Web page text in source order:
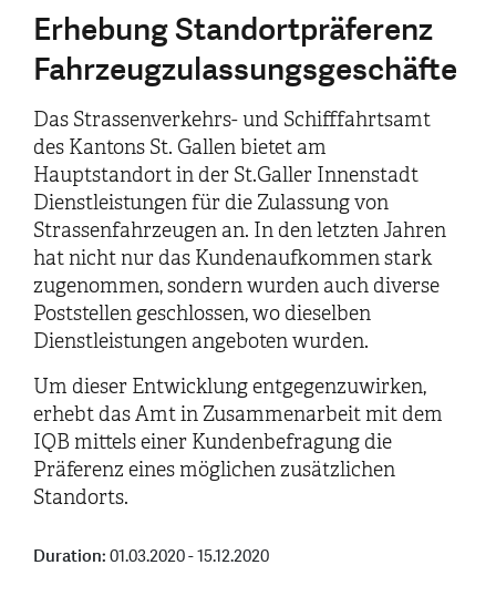
Erhebung Standortpräferenz
Fahrzeugzulassungsgeschäfte
Das Strassenverkehrs- und Schifffahrtsamt
des Kantons St. Gallen bietet am
Hauptstandort in der St.Galler Innenstadt
Dienstleistungen für die Zulassung von
Strassenfahrzeugen an. In den letzten Jahren
hat nicht nur das Kundenaufkommen stark
zugenommen, sondern wurden auch diverse
Poststellen geschlossen, wo dieselben
Dienstleistungen angeboten wurden.
Um dieser Entwicklung entgegenzuwirken,
erhebt das Amt in Zusammenarbeit mit dem
IQB mittels einer Kundenbefragung die
Präferenz eines möglichen zusätzlichen
Standorts.
Duration:01.03.2020 - 15.12.2020